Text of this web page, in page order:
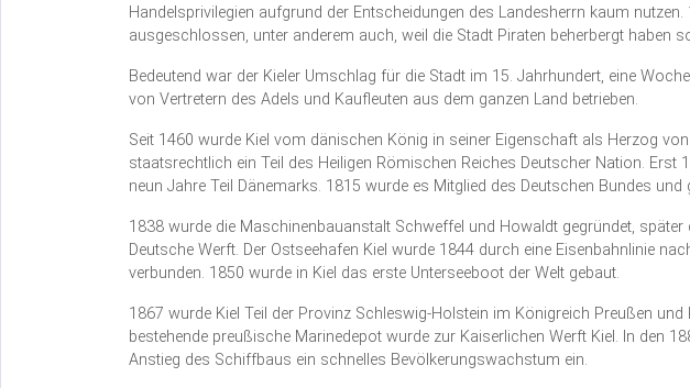
Handelsprivilegien aufgrund der Entscheidungen des Landesherrn kaum
ausgeschlossen, unter anderem auch, weil die Stadt Piraten beherbergt haben
Bedeutend war der Kieler Umschlag für die Stadt im 15. Jahrhundert, eine
von Vertretern des Adels und Kaufleuten aus dem ganzen Land betrieben.
Seit 1460 wurde Kiel vom dänischen König in seiner Eigenschaft als Herzog
staatsrechtlich ein Teil des Heiligen Römischen Reiches Deutscher Nation. Erst
neun Jahre Teil Dänemarks. 1815 wurde es Mitglied des Deutschen Bundes und
1838 wurde die Maschinenbauanstalt Schweffel und Howaldt gegründet, später
Deutsche Werft. Der Ostseehafen Kiel wurde 1844 durch eine Eisenbahnlinie
verbunden. 1850 wurde in Kiel das erste Unterseeboot der Welt gebaut.
1867 wurde Kiel Teil der Provinz Schleswig-Holstein im Königreich Preußen und
bestehende preußische Marinedepot wurde zur Kaiserlichen Werft Kiel. In den
Anstieg des Schiffbaus ein schnelles Bevölkerungswachstum ein.